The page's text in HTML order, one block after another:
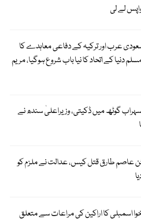
لے لی
عرب اور ترکیہ کے دفاعی معاہدے کا
دنیا کے اتحاد کا نیا باب شروع ہوگیا، مریم
گوٹھ میں ڈکیتی، وزیراعلیٰ سندھ نے
عاصم طارق قتل کیس، عدالت نے ملزم کو
اسمبلی کا اراکین کی مراعات سے متعلق